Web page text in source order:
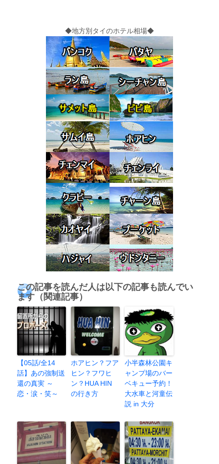
◆地方別タイのホテル相場◆
この記事を読んだ人は以下の記事も読んでい
ます（関連記事）
【05話/全14
話】あの強制送
還の真実 ～
恋・涙・笑～
ホアヒン？フア
ヒン？フワヒ
ン？HUA HIN
の行き方
小半森林公園キ
ャンプ場のバー
ベキュー予約！
大水車と河童伝
説 in 大分